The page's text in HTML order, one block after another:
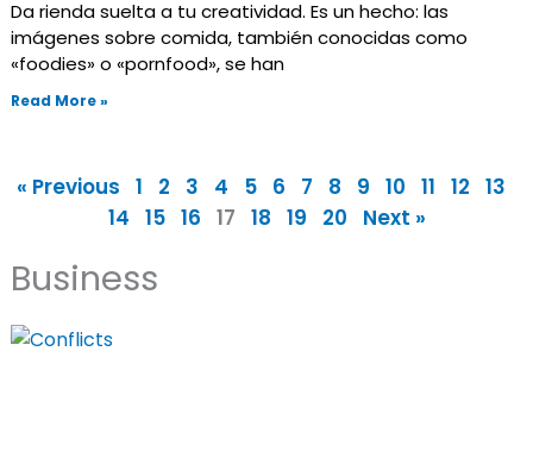
Da rienda suelta a tu creatividad. Es un hecho: las
imágenes sobre comida, también conocidas como
«foodies» o «pornfood», se han
Read More »
« Previous 1 2 3 4 5 6 7 8 9 10 11 12 13
14 15 16 17 18 19 20 Next »
Business